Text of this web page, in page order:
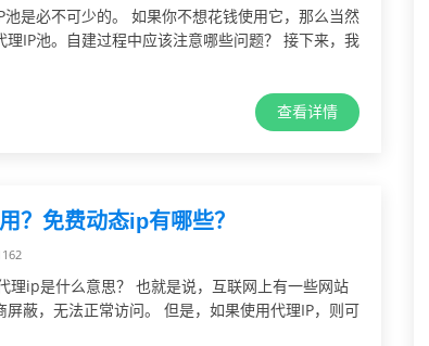
池是必不可少的。 如果你不想花钱使用它，那么当然
理IP池。自建过程中应该注意哪些问题？ 接下来，我
查看详情
？免费动态ip有哪些？
理ip是什么意思？ 也就是说，互联网上有一些网站
屏蔽，无法正常访问。 但是，如果使用代理IP，则可